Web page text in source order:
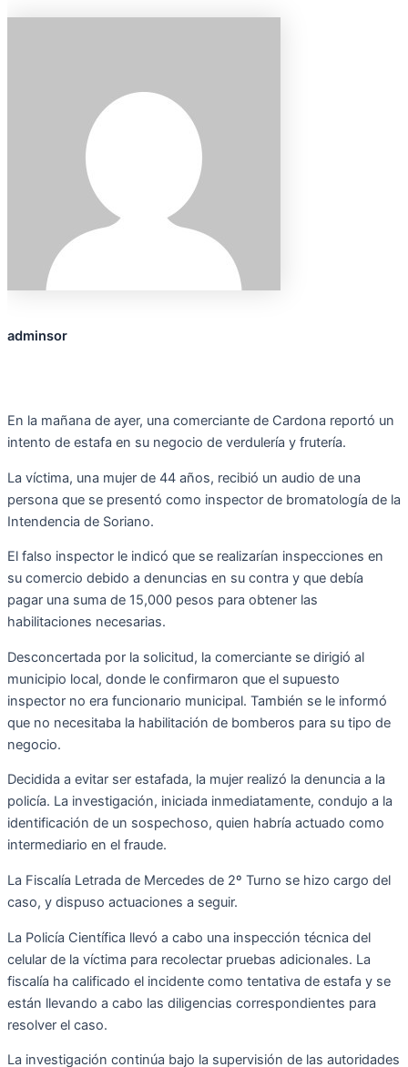
adminsor
En la mañana de ayer, una comerciante de Cardona reportó un
intento de estafa en su negocio de verdulería y frutería.
La víctima, una mujer de 44 años, recibió un audio de una
persona que se presentó como inspector de bromatología de la
Intendencia de Soriano.
El falso inspector le indicó que se realizarían inspecciones en
su comercio debido a denuncias en su contra y que debía
pagar una suma de 15,000 pesos para obtener las
habilitaciones necesarias.
Desconcertada por la solicitud, la comerciante se dirigió al
municipio local, donde le confirmaron que el supuesto
inspector no era funcionario municipal. También se le informó
que no necesitaba la habilitación de bomberos para su tipo de
negocio.
Decidida a evitar ser estafada, la mujer realizó la denuncia a la
policía. La investigación, iniciada inmediatamente, condujo a la
identificación de un sospechoso, quien habría actuado como
intermediario en el fraude.
La Fiscalía Letrada de Mercedes de 2º Turno se hizo cargo del
caso, y dispuso actuaciones a seguir.
La Policía Científica llevó a cabo una inspección técnica del
celular de la víctima para recolectar pruebas adicionales. La
fiscalía ha calificado el incidente como tentativa de estafa y se
están llevando a cabo las diligencias correspondientes para
resolver el caso.
La investigación continúa bajo la supervisión de las autoridades